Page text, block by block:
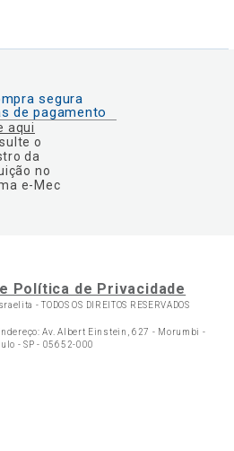
segura
de pagamento
aqui
o
da
no
e-Mec
Política de Privacidade
-TODOS OS DIREITOS RESERVADOS
Av. Albert Einstein, 627 - Morumbi -
- SP - 05652-000